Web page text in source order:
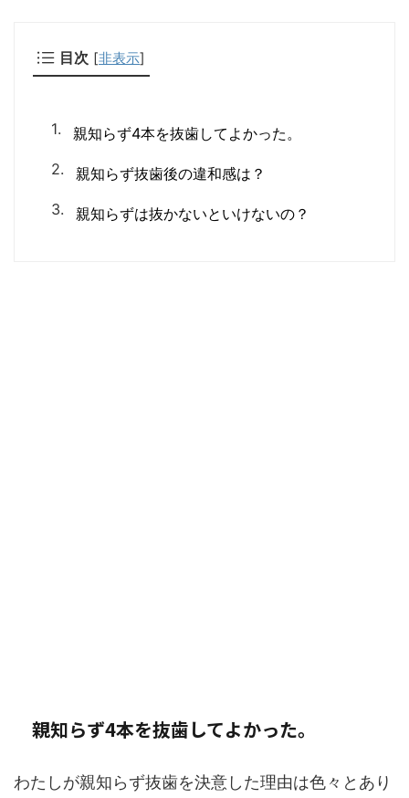
目次 [非表示]
親知らず4本を抜歯してよかった。
親知らず抜歯後の違和感は？
親知らずは抜かないといけないの？
親知らず4本を抜歯してよかった。
わたしが親知らず抜歯を決意した理由は色々とあり